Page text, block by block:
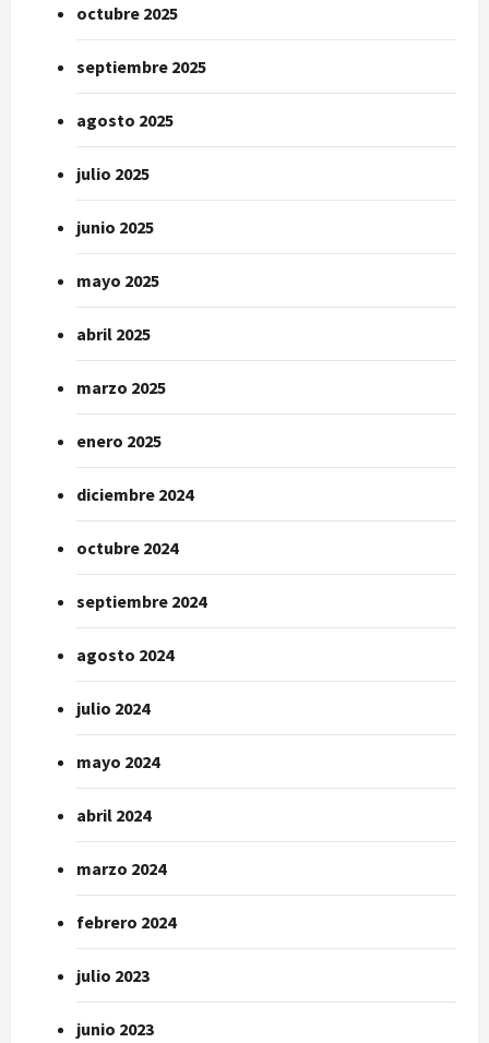
octubre 2025
septiembre 2025
agosto 2025
julio 2025
junio 2025
mayo 2025
abril 2025
marzo 2025
enero 2025
diciembre 2024
octubre 2024
septiembre 2024
agosto 2024
julio 2024
mayo 2024
abril 2024
marzo 2024
febrero 2024
julio 2023
junio 2023